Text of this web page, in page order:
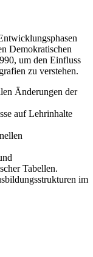
Demokratischen
um den Einfluss
zu verstehen.
Änderungen der
auf Lehrinhalte
Tabellen.
im